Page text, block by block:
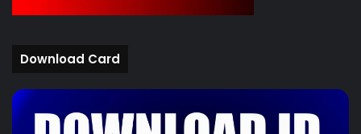
Download Card